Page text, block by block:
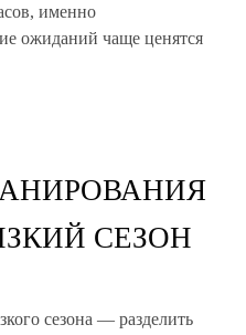
именно
ожиданий чаще ценятся
СЕЗОН
сезона — разделить